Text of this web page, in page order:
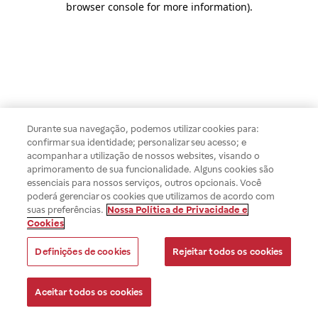
browser console for more information).
Durante sua navegação, podemos utilizar cookies para:
confirmar sua identidade; personalizar seu acesso; e
acompanhar a utilização de nossos websites, visando o
aprimoramento de sua funcionalidade. Alguns cookies são
essenciais para nossos serviços, outros opcionais. Você
poderá gerenciar os cookies que utilizamos de acordo com
suas preferências. Nossa Política de Privacidade e
Cookies
Definições de cookies Rejeitar todos os cookies
Aceitar todos os cookies